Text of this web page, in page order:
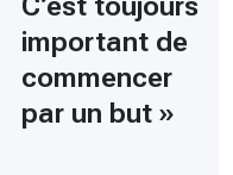
important de
commencer
par un but »